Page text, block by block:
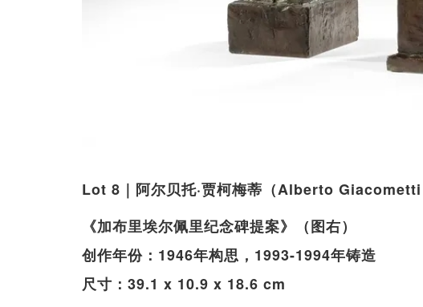
Lot 8｜阿尔贝托·贾柯梅蒂（Alberto
《加布里埃尔佩里纪念碑提案》（图右）
创作年份：1946年构思，1993-1994年铸造
尺寸：39.1 x 10.9 x 18.6 cm